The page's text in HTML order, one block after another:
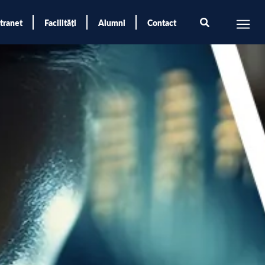
Facilități Alumni Contact